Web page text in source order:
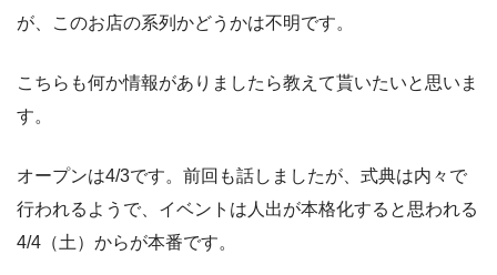
が、このお店の系列かどうかは不明です。
こちらも何か情報がありましたら教えて貰いたいと思いま
す。
オープンは4/3です。前回も話しましたが、式典は内々で
行われるようで、イベントは人出が本格化すると思われる
4/4（土）からが本番です。